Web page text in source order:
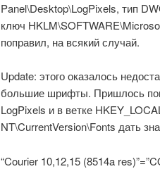
Panel\Desktop\LogPixels, тип
ключ
поправил, на всякий случай.
Update: этого оказалось
большие шрифты. Пришлось
LogPixels и в ветке
NT\CurrentVersion\Fonts дать
“Courier 10,12,15 (8514a